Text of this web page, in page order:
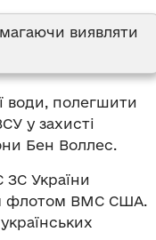
виявляти
води, полегшити
у захисті
Бен Воллес.
ЗС України
флотом ВМС США.